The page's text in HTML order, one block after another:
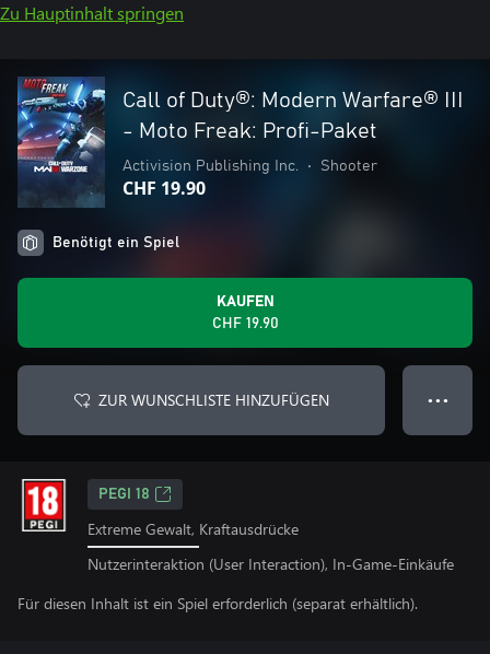
Zu Hauptinhalt springen
Call of Duty®: Modern Warfare® III
- Moto Freak: Profi-Paket
Activision Publishing Inc. • Shooter
CHF 19.90
Benötigt ein Spiel
KAUFEN
CHF 19.90
ZUR WUNSCHLISTE HINZUFÜGEN ● ● ●
PEGI 18
Extreme Gewalt, Kraftausdrücke
Nutzerinteraktion (User Interaction), In-Game-Einkäufe
Für diesen Inhalt ist ein Spiel erforderlich (separat erhältlich).